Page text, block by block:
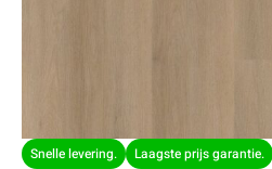
Snelle levering. Laagste prijs garantie.